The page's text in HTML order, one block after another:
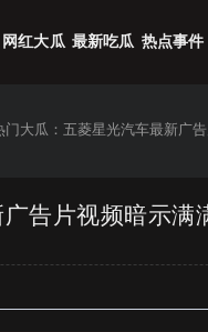
网红大瓜 最新吃瓜 热点事件
大瓜：五菱星光汽车最新广
告片视频暗示满